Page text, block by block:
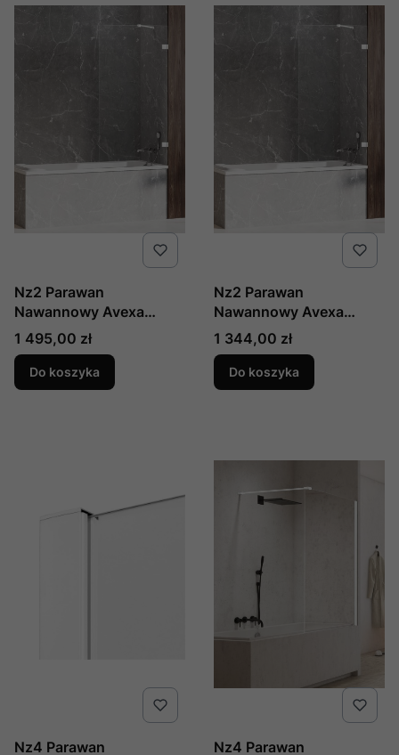
Nz2 Parawan
Nawannowy Avexa
White 80x150 Czyste
6mm Active Shield 2.0
Wsp. Prostopadły,
Producent: New Trendy,
Cena
1 495,00 zł
Do koszyka
Nz2 Parawan
Nawannowy Avexa
White 80x150 Czyste
6mm Active Shield 2.0 ,
Producent: New Trendy,
Numer Kat: Exk-2963
Cena
1 344,00 zł
Do koszyka
Nz4 Parawan
Nz4 Parawan